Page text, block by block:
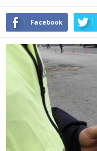
Facebook